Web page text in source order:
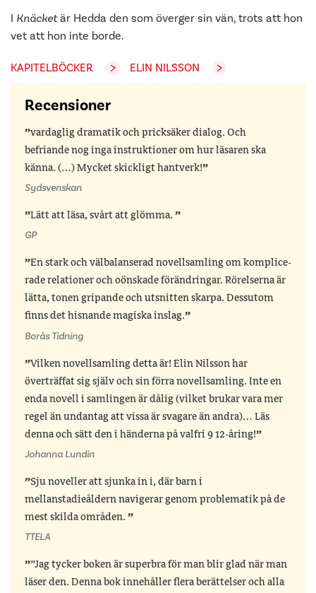
I Knäcketär Hedda den som överger sin vän, trots att hon
vet att hon inte borde.
KAPITELBÖCKER ELIN NILSSON
Recensioner
vardaglig dramatik och pricksäker dialog. Och
befriande nog inga instruktioner om hur läsaren ska
känna. (…) Mycket skickligt hantverk!
Sydsvenskan
Lätt att läsa, svårt att glömma.
GP
En stark och välbalanserad novellsamling om komplice­
rade relationer och oönskade förändringar. Rörelserna är
lät­ta, tonen gripande och utsnitten skarpa. Dessutom
finns det hisnande magiska inslag.
Borås Tidning
Vilken novellsamling detta är! Elin Nilsson har
överträffat sig själv och sin förra novellsamling. Inte en
enda novell i samlingen är dålig (vilket brukar vara mer
regel än undantag att vissa är svagare än andra)… Läs
denna och sätt den i händerna på valfri 9 12-åring!
Johanna Lundin
Sju noveller att sjunka in i, där barn i
mellanstadieåldern navigerar genom problematik på de
mest skilda områden.
TTELA
”Jag tycker boken är superbra för man blir glad när man
läser den. Denna bok innehåller flera berättelser och alla